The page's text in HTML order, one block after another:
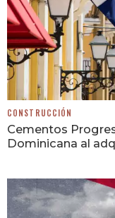
CONSTRUCCIÓN
Cementos
Dominicana al